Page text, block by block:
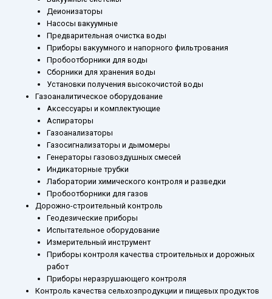
Деионизаторы
Насосы вакуумные
Предварительная очистка воды
Приборы вакуумного и напорного фильтрования
Пробоотборники для воды
Сборники для хранения воды
Установки получения высокочистой воды
Газоаналитическое оборудование
Аксессуары и комплектующие
Аспираторы
Газоанализаторы
Газосигнализаторы и дымомеры
Генераторы газовоздушных смесей
Индикаторные трубки
Лаборатории химического контроля и разведки
Пробоотборники для газов
Дорожно-строительный контроль
Геодезические приборы
Испытательное оборудование
Измерительный инструмент
Приборы контроля качества строительных и дорожных
работ
Приборы неразрушающего контроля
Контроль качества сельхозпродукции и пищевых продуктов